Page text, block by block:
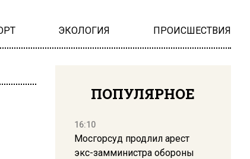
ЭКОЛОГИЯ ПРОИСШЕСТВИЯ
ПОПУЛЯРНОЕ
16:10
Мосгорсуд продлил арест
экс-замминистра обороны